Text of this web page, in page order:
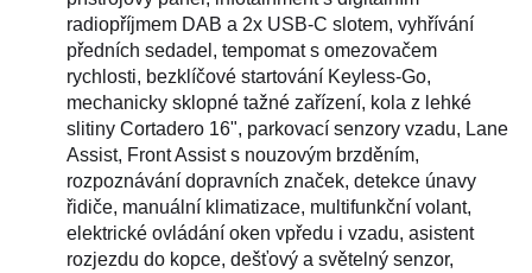
radiopříjmem DAB a 2x USB-C slotem, vyhřívání
předních sedadel, tempomat s omezovačem
rychlosti, bezklíčové startování Keyless-Go,
mechanicky sklopné tažné zařízení, kola z lehké
slitiny Cortadero 16", parkovací senzory vzadu, Lane
Assist, Front Assist s nouzovým brzděním,
rozpoznávání dopravních značek, detekce únavy
řidiče, manuální klimatizace, multifunkční volant,
elektrické ovládání oken vpředu i vzadu, asistent
rozjezdu do kopce, dešťový a světelný senzor,